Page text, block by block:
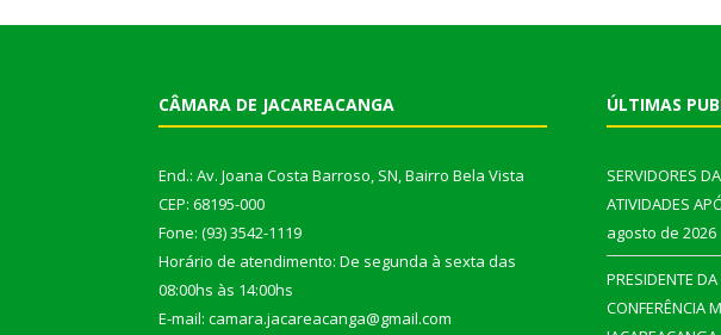
CÂMARA DE JACAREACANGA
End.: Av. Joana Costa Barroso, SN, Bairro Bela Vista
CEP: 68195-000
Fone: (93) 3542-1119
Horário de atendimento: De segunda à sexta das
08:00hs às 14:00hs
E-mail: camara.jacareacanga@gmail.com
ÚLTIMAS
SERVIDORES
ATIVIDADES
agosto de 2026
PRESIDENTE
CONFERÊNCIA